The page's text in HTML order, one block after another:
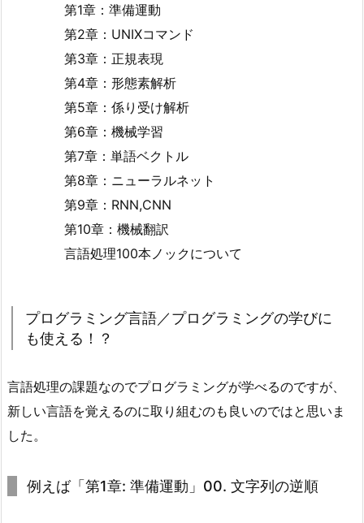
第1章：準備運動
第2章：UNIXコマンド
第3章：正規表現
第4章：形態素解析
第5章：係り受け解析
第6章：機械学習
第7章：単語ベクトル
第8章：ニューラルネット
第9章：RNN,CNN
第10章：機械翻訳
言語処理100本ノックについて
プログラミング言語／プログラミングの学びに
も使える！？
言語処理の課題なのでプログラミングが学べるのですが、
新しい言語を覚えるのに取り組むのも良いのではと思いま
した。
例えば「第1章: 準備運動」00. 文字列の逆順